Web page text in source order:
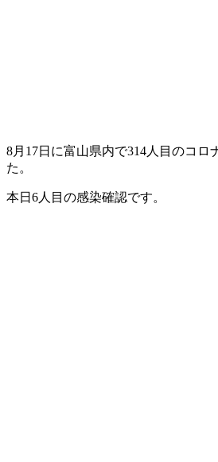
8月17日に富山県内で314人目のコロ
た。
本日6人目の感染確認です。